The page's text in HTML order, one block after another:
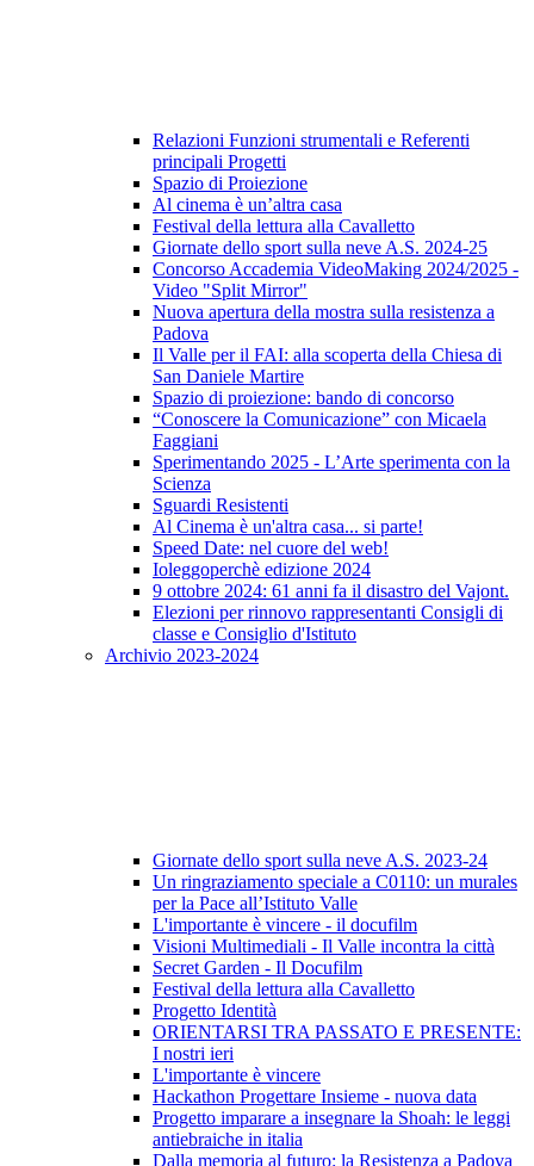
Relazioni Funzioni strumentali e Referenti
principali Progetti
Spazio di Proiezione
Al cinema è un’altra casa
Festival della lettura alla Cavalletto
Giornate dello sport sulla neve A.S. 2024-25
Concorso Accademia VideoMaking 2024/2025 -
Video "Split Mirror"
Nuova apertura della mostra sulla resistenza a
Padova
Il Valle per il FAI: alla scoperta della Chiesa di
San Daniele Martire
Spazio di proiezione: bando di concorso
“Conoscere la Comunicazione” con Micaela
Faggiani
Sperimentando 2025 - L’Arte sperimenta con la
Scienza
Sguardi Resistenti
Al Cinema è un'altra casa... si parte!
Speed Date: nel cuore del web!
Ioleggoperchè edizione 2024
9 ottobre 2024: 61 anni fa il disastro del Vajont.
Elezioni per rinnovo rappresentanti Consigli di
classe e Consiglio d'Istituto
Archivio 2023-2024
Giornate dello sport sulla neve A.S. 2023-24
Un ringraziamento speciale a C0110: un murales
per la Pace all’Istituto Valle
L'importante è vincere - il docufilm
Visioni Multimediali - Il Valle incontra la città
Secret Garden - Il Docufilm
Festival della lettura alla Cavalletto
Progetto Identità
ORIENTARSI TRA PASSATO E PRESENTE:
I nostri ieri
L'importante è vincere
Hackathon Progettare Insieme - nuova data
Progetto imparare a insegnare la Shoah: le leggi
antiebraiche in italia
Dalla memoria al futuro: la Resistenza a Padova